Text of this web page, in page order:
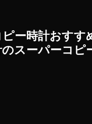
ー時計おすす
スーパーコピ